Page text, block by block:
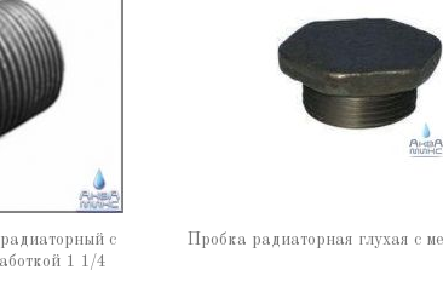
с
1 1/4
Пробка радиаторная глухая с